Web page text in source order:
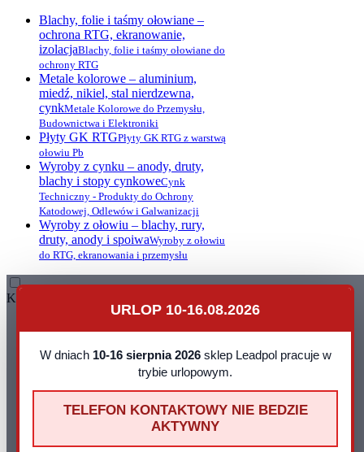
Blachy, folie i taśmy ołowiane –
ochrona RTG, ekranowanie,
izolacjaBlachy, folie i taśmy ołowiane do
ochrony RTG
Metale kolorowe – aluminium,
miedź, nikiel, stal nierdzewna,
cynkMetale Kolorowe do Przemysłu,
Budownictwa i Elektroniki
Płyty GK RTGPłyty GK RTG z warstwą
ołowiu Pb
Wyroby z cynku – anody, druty,
blachy i stopy cynkoweCynk
Techniczny - Produkty do Ochrony
Katodowej, Odlewów i Galwanizacji
Wyroby z ołowiu – blachy, rury,
druty, anody i spoiwaWyroby z ołowiu
do RTG, ekranowania i przemysłu
URLOP 10-16.08.2026
W dniach 10-16 sierpnia 2026sklep Leadpol pracuje w
trybie urlopowym.
TELEFON KONTAKTOWY NIE BEDZIE
AKTYWNY
Kontakt
22-100 Chełm
NIP: 899 275 16 00
Godziny działania sklepuGodziny
pracy: pn - pt 8:00 - 16:00